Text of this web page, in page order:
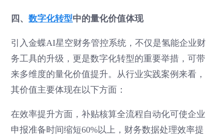
四、数字化转型中的量化价值体现
引入金蝶AI星空财务管控系统，不仅是氢能企业财
务工具的升级，更是数字化转型的重要举措，可带
来多维度的量化价值提升。从行业实践案例来看，
其价值主要体现在以下方面：
在效率提升方面，补贴核算全流程自动化可使企业
申报准备时间缩短60%以上，财务数据处理效率提